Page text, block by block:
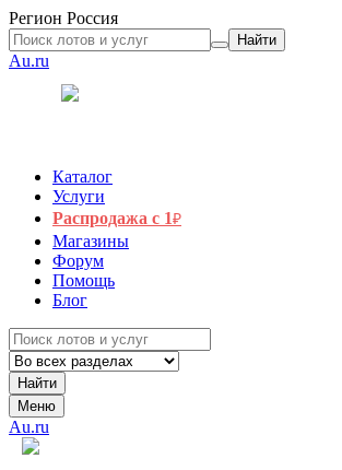
Регион Россия
Найти
Au.ru
Каталог
Услуги
Распродажа с 1₽
Магазины
Форум
Помощь
Блог
Найти
Меню
Au.ru